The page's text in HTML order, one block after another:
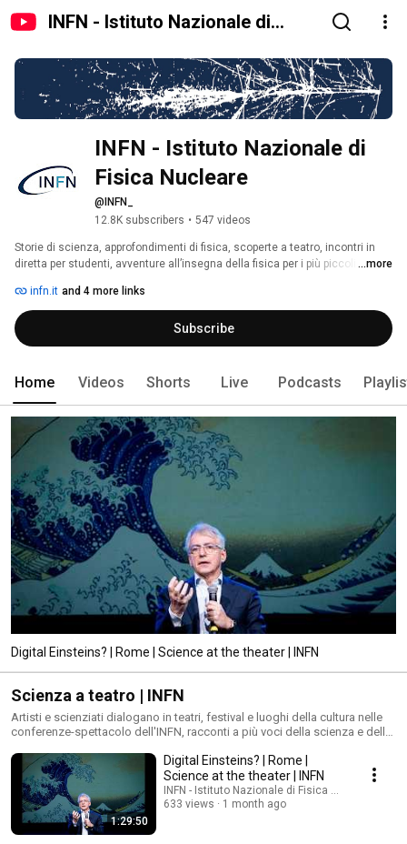
INFN - Istituto Nazionale di
INFN - Istituto Nazionale di
Fisica Nucleare
@INFN_
12.8K subscribers • 547 videos
Storie di scienza, approfondimenti di fisica, scoperte a teatro, incontri in
diretta per studenti, avventure all’insegna della fisica per i più piccoli e
semplici curiosi, siete nel posto giusto!
...more
infn.it and 4 more links
Subscribe
Home Videos Shorts Live Podcasts
Digital Einsteins? | Rome | Science at the theater | INFN
Scienza a teatro | INFN
Artisti e scienziati dialogano in teatri, festival e luoghi della cultura nelle
conferenze-spettacolo dell'INFN, racconti a più voci della scienza e della
1:29:50
Digital Einsteins? | Rome |
Science at the theater | INFN
INFN - Istituto Nazionale di Fisica Nucleare
633 views
1 month ago